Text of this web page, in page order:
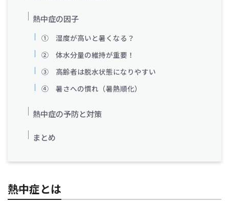
熱中症の因子
① 湿度が高いと暑くなる？
② 体水分量の維持が重要！
③ 高齢者は脱水状態になりやすい
④ 暑さへの慣れ（暑熱順化）
熱中症の予防と対策
まとめ
熱中症とは